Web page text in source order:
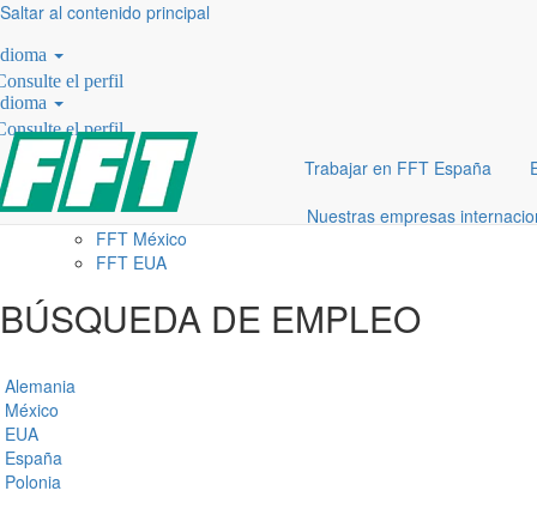
Saltar al contenido principal
el perfil
el perfil
Trabajar en FFT España
Nuestras empresas
¿EN QUÉ PAISES ESTÁS
BUSCANDO VACANTES EN
FFT?
UBICACIONES
FFT Alemania
FFT Polonia
FFT México
FFT EUA
BÚSQUEDA DE EMPLEO
Alemania
México
EUA
España
Polonia